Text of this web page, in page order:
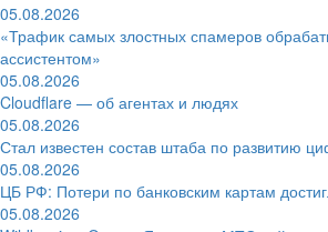
05.08.2026
«Трафик самых злостных спамеров
ассистентом»
05.08.2026
Cloudflare — об агентах и людях
05.08.2026
Стал известен состав штаба по развитию
05.08.2026
ЦБ РФ: Потери по банковским картам
05.08.2026